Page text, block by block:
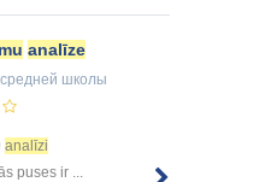
analīze
школы
analīzi
puses ir ...